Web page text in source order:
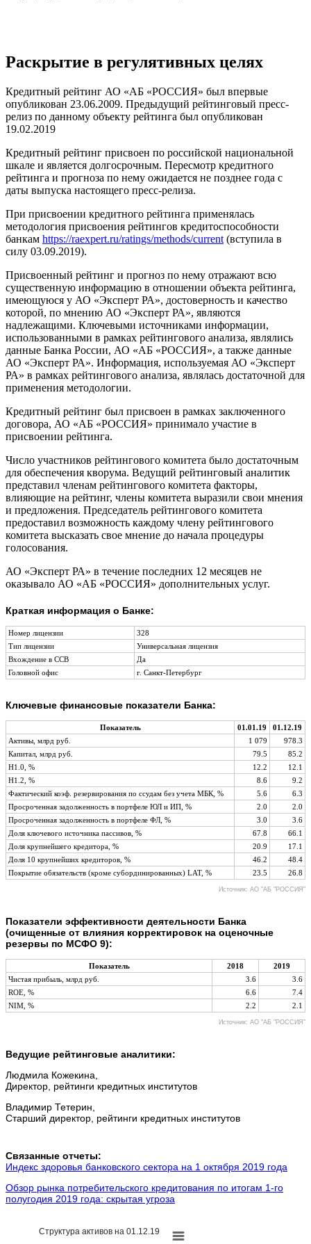
Краткая информация о Банке:
Номер лицензии
328
Тип лицензии
Универсальная лицензия
Вхождение в ССВ
Да
Головной офис
г. Санкт-Петербург
Ключевые финансовые показатели Банка:
Показатель 01.01.19
01.12.19
Активы, млрд руб.
1 079
978.3
Капитал, млрд руб.
79.5
85.2
Н1.0, %
12.2
12.1
Н1.2, %
8.6
9.2
Фактический коэф. резервирования по ссудам без учета МБК, %
5.6
6.3
Просроченная задолженность в портфеле ЮЛ и ИП, %
2.0
2.0
Просроченная задолженность в портфеле ФЛ, %
3.0
3.6
Доля ключевого источника пассивов, %
67.8
66.1
Доля крупнейшего кредитора, %
20.9
17.1
Доля 10 крупнейших кредиторов, %
46.2
48.4
Покрытие обязательств (кроме субординированных) LAT, %
23.5 26.8
Источник: АО "АБ "РОССИЯ"
Показатели эффективности деятельности Банка
(очищенные от влияния корректировок на оценочные
резервы по МСФО 9):
Показатель 2018
2019
Чистая прибыль, млрд руб.
3.6
3.6
ROE, %
6.6
7.4
NIM, %
2.2 2.1
Источник: АО "АБ "РОССИЯ"
Ведущие рейтинговые аналитики:
Людмила Кожекина,
Директор, рейтинги кредитных институтов
Владимир Тетерин,
Старший директор, рейтинги кредитных институтов
Связанные отчеты:
Индекс здоровья банковского сектора на 1 октября 2019 года
Обзор рынка потребительского кредитования по итогам 1-го
полугодия 2019 года: скрытая угроза
Структура активов на 01.12.19
Раскрытие в регулятивных целях
Кредитный рейтинг АО «АБ «РОССИЯ» был впервые
опубликован 23.06.2009. Предыдущий рейтинговый пресс-
релиз по данному объекту рейтинга был опубликован
19.02.2019
Кредитный рейтинг присвоен по российской национальной
шкале и является долгосрочным. Пересмотр кредитного
рейтинга и прогноза по нему ожидается не позднее года с
даты выпуска настоящего пресс-релиза.
При присвоении кредитного рейтинга применялась
методология присвоения рейтингов кредитоспособности
банкам https://raexpert.ru/ratings/methods/current (вступила в
силу 03.09.2019).
Присвоенный рейтинг и прогноз по нему отражают всю
существенную информацию в отношении объекта рейтинга,
имеющуюся у АО «Эксперт РА», достоверность и качество
которой, по мнению АО «Эксперт РА», являются
надлежащими. Ключевыми источниками информации,
использованными в рамках рейтингового анализа, являлись
данные Банка России, АО «АБ «РОССИЯ», а также данные
АО «Эксперт РА». Информация, используемая АО «Эксперт
РА» в рамках рейтингового анализа, являлась достаточной для
применения методологии.
Кредитный рейтинг был присвоен в рамках заключенного
договора, АО «АБ «РОССИЯ» принимало участие в
присвоении рейтинга.
Число участников рейтингового комитета было достаточным
для обеспечения кворума. Ведущий рейтинговый аналитик
представил членам рейтингового комитета факторы,
влияющие на рейтинг, члены комитета выразили свои мнения
и предложения. Председатель рейтингового комитета
предоставил возможность каждому члену рейтингового
комитета высказать свое мнение до начала процедуры
голосования.
АО «Эксперт РА» в течение последних 12 месяцев не
оказывало АО «АБ «РОССИЯ» дополнительных услуг.